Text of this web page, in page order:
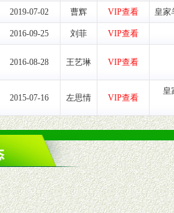
：突发性产品
录并合理妥
整理各区销售
果显着的案
（全国各地）
的经营理念。
2019-07-02 曹辉 VIP查看 皇家
2016-09-25 刘菲 VIP查看
2016-08-28 王艺琳 VIP查看
2015-07-16 左思情 VIP查看
皇